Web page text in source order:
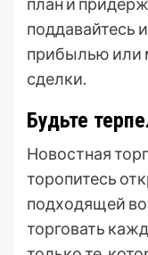
поддавайтесь
прибылью или
сделки.
Будьте
Новостная
торопитесь
подходящей
торговать